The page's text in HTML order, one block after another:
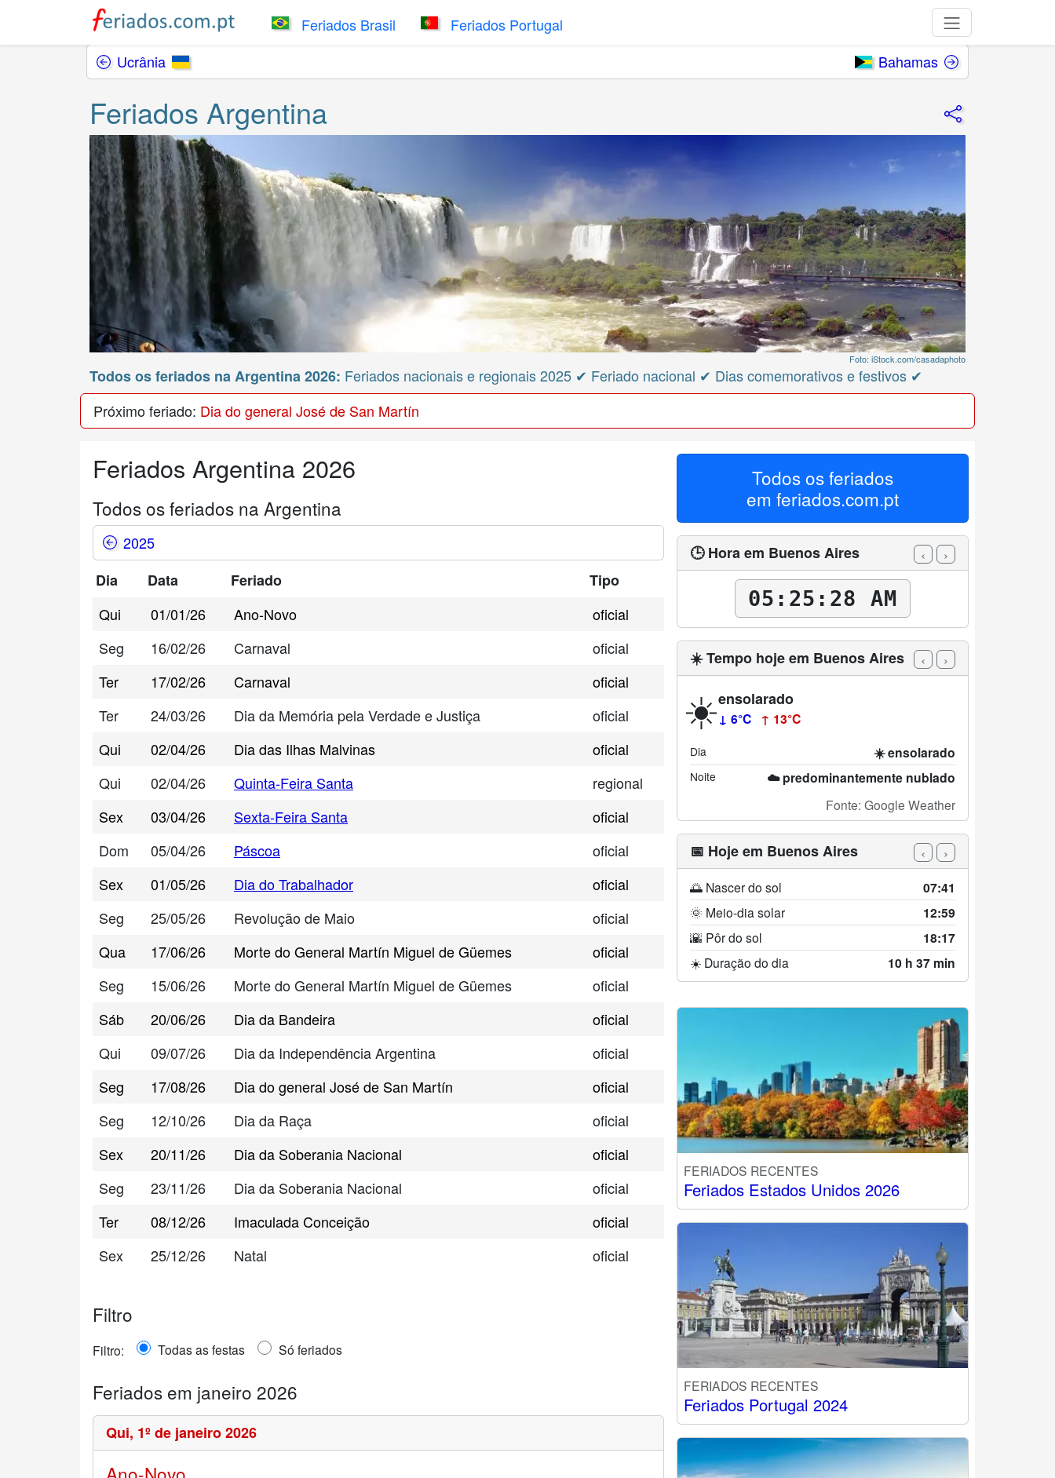
Feriados Brasil
Feriados Portugal
Ucrânia
Bahamas
Feriados Argentina
Foto: iStock.com/casadaphoto
Todos os feriados na Argentina 2026: Feriados nacionais e regionais 2025 ✔ Feriado nacional ✔ Dias comemorativos e festivos ✔
Próximo feriado: Dia do general José de San Martín
Feriados Argentina 2026
Todos os feriados na Argentina
2025
Dia
Data Feriado
Tipo
Qui
01/01/26 Ano-Novo
oficial
Seg
16/02/26 Carnaval
oficial
Ter
17/02/26 Carnaval
oficial
Ter
24/03/26 Dia da Memória pela Verdade e Justiça
oficial
Qui
02/04/26 Dia das Ilhas Malvinas
oficial
Qui
02/04/26 Quinta-Feira Santa
regional
Sex
03/04/26 Sexta-Feira Santa
oficial
Dom
05/04/26 Páscoa
oficial
Sex
01/05/26 Dia do Trabalhador
oficial
Seg
25/05/26 Revolução de Maio
oficial
Qua
17/06/26 Morte do General Martín Miguel de Güemes
oficial
Seg
15/06/26 Morte do General Martín Miguel de Güemes
oficial
Sáb
20/06/26 Dia da Bandeira
oficial
Qui
09/07/26 Dia da Independência Argentina
oficial
Seg
17/08/26 Dia do general José de San Martín
oficial
Seg
12/10/26 Dia da Raça
oficial
Sex
20/11/26 Dia da Soberania Nacional
oficial
Seg
23/11/26 Dia da Soberania Nacional
oficial
Ter
08/12/26 Imaculada Conceição
oficial
Sex
25/12/26 Natal oficial
Filtro
Filtro: Todas as festas Só feriados
Feriados em janeiro 2026
Qui, 1º de janeiro 2026
Todos os feriados
em feriados.com.pt
🕒 Hora em Buenos Aires ‹ ›
05:25:30 AM
☀️ Tempo hoje em Buenos Aires ‹ ›
☀️ensolarado
↓ 6°C ↑ 13°C
Dia ☀️ ensolarado
Noite ☁️ predominantemente nublado
Fonte: Google Weather
📅 Hoje em Buenos Aires ‹ ›
🌅 Nascer do sol 07:41
🌞 Meio-dia solar 12:59
🌇 Pôr do sol 18:17
☀️ Duração do dia 10 h 37 min
FERIADOS RECENTES
Feriados Estados Unidos 2026
FERIADOS RECENTES
Feriados Portugal 2024